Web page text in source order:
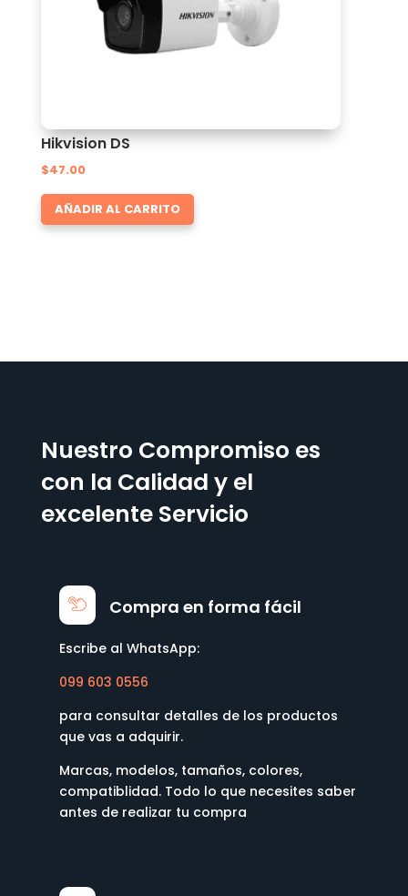
Hikvision DS
$47.00
AÑADIR AL CARRITO
Nuestro Compromiso es
con la Calidad y el
excelente Servicio
Compra en forma fácil
Escribe al WhatsApp:
099 603 0556
para consultar detalles de los productos
que vas a adquirir.
Marcas, modelos, tamaños, colores,
compatiblidad. Todo lo que necesites saber
antes de realizar tu compra